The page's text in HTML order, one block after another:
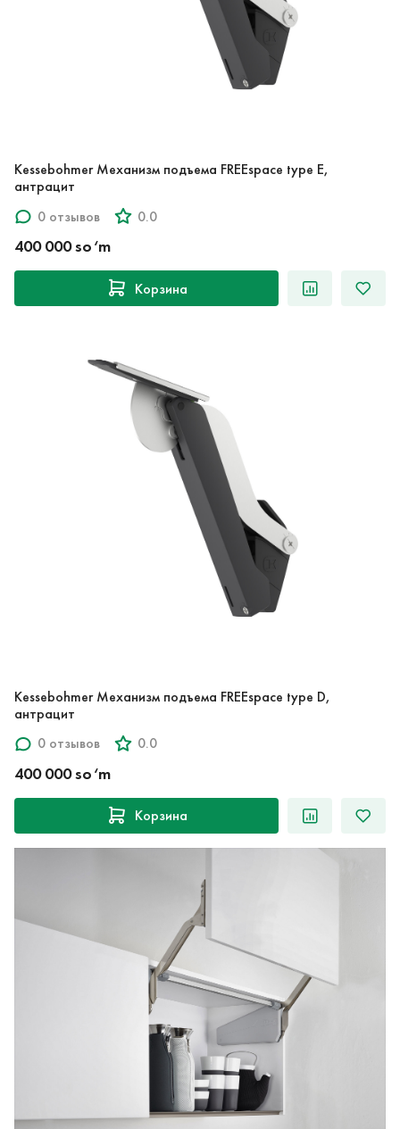
Kessebohmer Механизм подъема FREEspace type E,
антрацит
0 отзывов
0.0
400 000 so‘m
Корзина
Kessebohmer Механизм подъема FREEspace type D,
антрацит
0 отзывов
0.0
400 000 so‘m
Корзина